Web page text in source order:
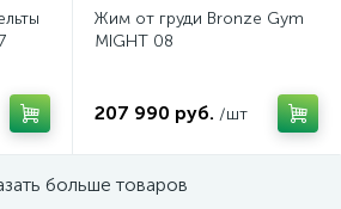
Жим от груди Bronze Gym
MIGHT 08
207 990 руб. /шт
больше товаров